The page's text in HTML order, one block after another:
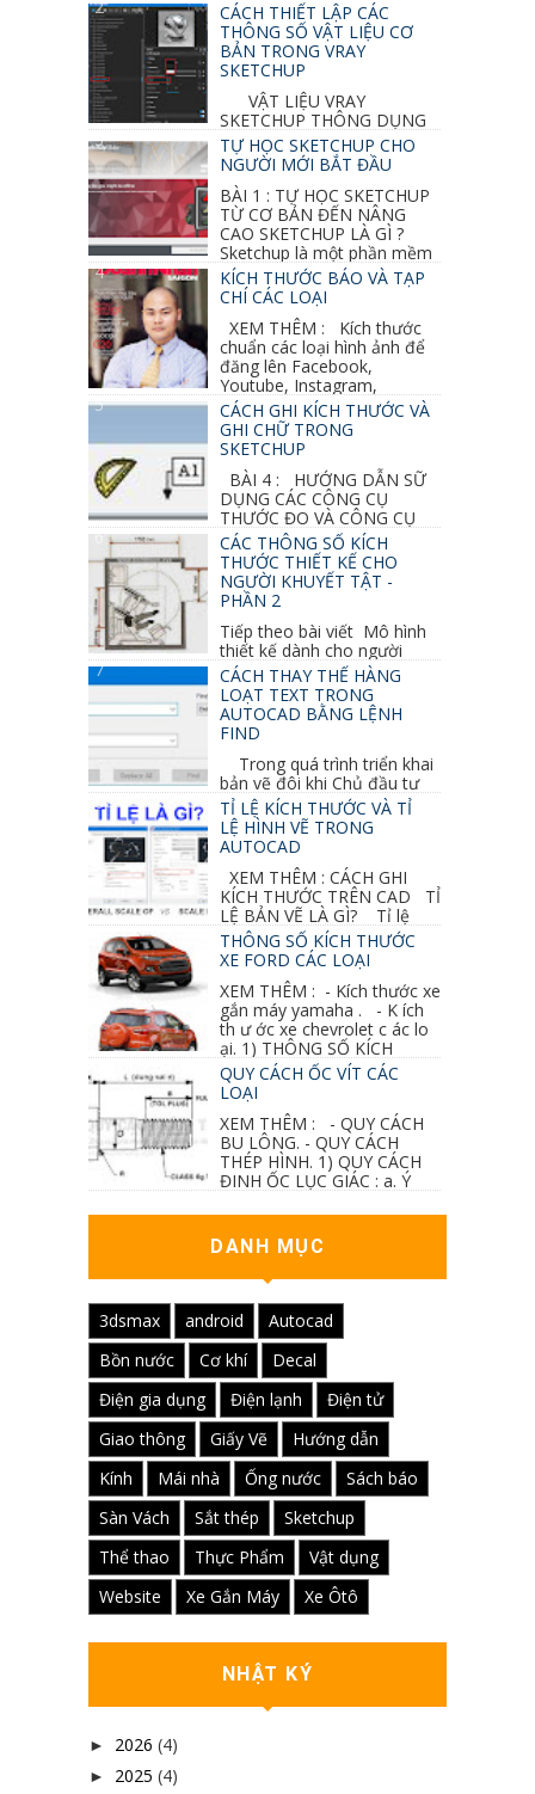
CÁCH THIẾT LẬP CÁC
THÔNG SỐ VẬT LIỆU CƠ
BẢN TRONG VRAY
SKETCHUP
VẬT LIỆU VRAY
SKETCHUP THÔNG DỤNG
NHẤT 1. VẬT LIỆU VRAY INOX BÓNG: ●
Diffuse : đen ● Reflection color ...
TỰ HỌC SKETCHUP CHO
NGƯỜI MỚI BẮT ĐẦU
BÀI 1 : TỰ HỌC SKETCHUP
TỪ CƠ BẢN ĐẾN NÂNG
CAO SKETCHUP LÀ GÌ ?
Sketchup là một phần mềm
vẽ 3d của Google, nó khá dễ sữ...
KÍCH THƯỚC BÁO VÀ TẠP
CHÍ CÁC LOẠI
XEM THÊM : Kích thước
chuẩn các loại hình ảnh để
đăng lên Facebook,
Youtube, Instagram,
Linkedin, Pinterest...CÁCH GHI KÍCH THƯỚC VÀ
GHI CHỮ TRONG
SKETCHUP
BÀI 4 : HƯỚNG DẪN SỮ
DỤNG CÁC CÔNG CỤ
THƯỚC ĐO VÀ CÔNG CỤ
GHI CHỮ 2D, 3D TRONG SKETCHUP Ở bài
học trước ta đã...
CÁC THÔNG SỐ KÍCH
THƯỚC THIẾT KẾ CHO
NGƯỜI KHUYẾT TẬT -
PHẦN 2
Tiếp theo bài viết Mô hình
thiết kế dành cho người
khuyết tật ở phần 1 chúng ta cùng tìm hiểu
thêm các vấn đề và...
CÁCH THAY THẾ HÀNG
LOẠT TEXT TRONG
AUTOCAD BẰNG LỆNH
FIND
Trong quá trình triển khai
bản vẽ đôi khi Chủ đầu tư
thay đổi thiết kế hoặc do bản vẽ mình ghi chú
sai mục nào đó...
TỈ LỆ KÍCH THƯỚC VÀ TỈ
LỆ HÌNH VẼ TRONG
AUTOCAD
XEM THÊM : CÁCH GHI
KÍCH THƯỚC TRÊN CAD TỈ
LỆ BẢN VẼ LÀ GÌ? Tỉ lệ
của hình vẽ trong bản vẽ thiết kế kiến trúc...
THÔNG SỐ KÍCH THƯỚC
XE FORD CÁC LOẠI
XEM THÊM : - Kích thước xe
gắn máy yamaha . - K ích
th ư ớc xe chevrolet c ác lo
ại. 1) THÔNG SỐ KÍCH
QUY CÁCH ỐC VÍT CÁC
LOẠI
XEM THÊM : - QUY CÁCH
BU LÔNG. - QUY CÁCH
THÉP HÌNH. 1) QUY CÁCH
ĐINH ỐC LỤC GIÁC : a. Ý
DANH MỤC
3dsmax android
Autocad
Bồn nước
Cơ khí
Decal
Điện gia dụng
Điện lạnh
Điện tử
Giao thông
Giấy Vẽ
Hướng dẫn
Kính
Mái nhà Ống nước
Sách báo
Sàn Vách
Sắt thép
Sketchup
Thể thao
Thực Phẩm
Vật dụng
Website
Xe Gắn Máy Xe Ôtô
NHẬT KÝ
► 2026 (4)
► 2025 (4)